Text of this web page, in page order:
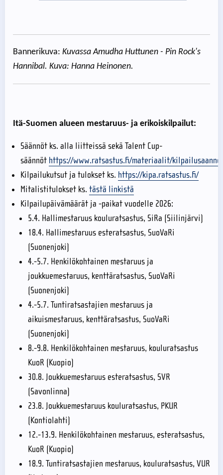
Bannerikuva: Kuvassa Amudha Huttunen - Pin Rock's
Hannibal. Kuva: Hanna Heinonen.
Itä-Suomen alueen mestaruus- ja erikoiskilpailut:
Säännöt ks. alla liitteissä sekä Talent Cup-
säännöt https://www.ratsastus.fi/materiaalit/
Kilpailukutsut ja tulokset ks. https://kipa.ratsastus.fi/
Mitalistitulokset ks. tästä linkistä
Kilpailupäivämäärät ja -paikat vuodelle 2026:
5.4. Hallimestaruus kouluratsastus, SiRa (Siilinjärvi)
18.4. Hallimestaruus esteratsastus, SuoVaRi
(Suonenjoki)
4.-5.7. Henkilökohtainen mestaruus ja
joukkuemestaruus, kenttäratsastus, SuoVaRi
(Suonenjoki)
4.-5.7. Tuntiratsastajien mestaruus ja
aikuismestaruus, kenttäratsastus, SuoVaRi
(Suonenjoki)
8.-9.8. Henkilökohtainen mestaruus, kouluratsastus
KuoR (Kuopio)
30.8. Joukkuemestaruus esteratsastus, SVR
(Savonlinna)
23.8. Joukkuemestaruus kouluratsastus, PKUR
(Kontiolahti)
12.-13.9. Henkilökohtainen mestaruus, esteratsastus,
KuoR (Kuopio)
18.9. Tuntiratsastajien mestaruus, kouluratsastus, VUR